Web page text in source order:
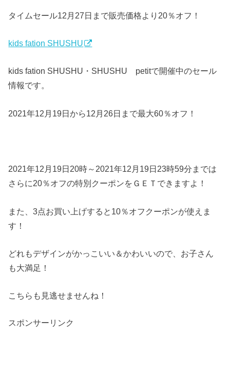
タイムセール12月27日まで販売価格より20％オフ！
kids fation SHUSHU
kids fation SHUSHU・SHUSHU petitで開催中のセール
情報です。
2021年12月19日から12月26日まで最大60％オフ！
2021年12月19日20時～2021年12月19日23時59分までは
さらに20％オフの特別クーポンをＧＥＴできますよ！
また、3点お買い上げすると10％オフクーポンが使えま
す！
どれもデザインがかっこいい＆かわいいので、お子さん
も大満足！
こちらも見逃せませんね！
スポンサーリンク